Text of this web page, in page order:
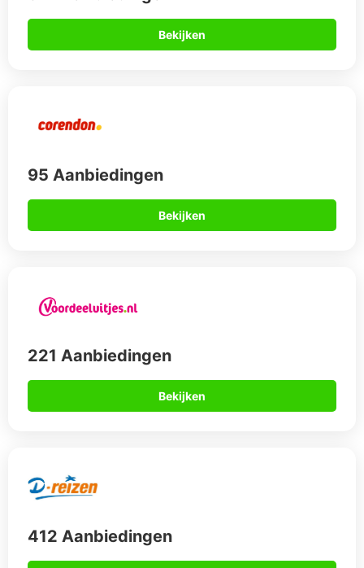
Bekijken
95 Aanbiedingen
Bekijken
221 Aanbiedingen
Bekijken
412 Aanbiedingen